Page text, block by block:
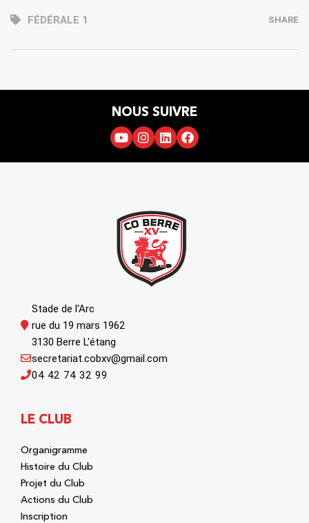
FÉDÉRALE 1 SHARE
NOUS SUIVRE
Stade de l'Arc
rue du 19 mars 1962
3130 Berre L'étang
04 42 74 32 99
secretariat.cobxv@gmail.com
LE CLUB
Organigramme
Histoire du Club
Projet du Club
Actions du Club
Inscription